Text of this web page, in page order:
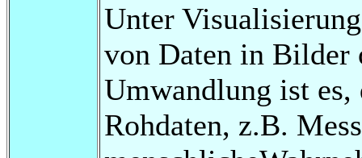
Unter
von Daten in Bilder
Umwandlung ist
Rohdaten, z.B.